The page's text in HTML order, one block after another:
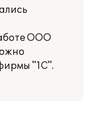
ООО
"1С".